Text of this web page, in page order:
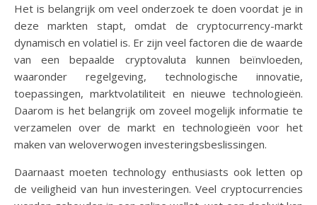
Het is belangrijk om veel onderzoek te doen voordat je in
deze markten stapt, omdat de cryptocurrency-markt
dynamisch en volatiel is. Er zijn veel factoren die de waarde
van een bepaalde cryptovaluta kunnen beïnvloeden,
waaronder regelgeving, technologische innovatie,
toepassingen, marktvolatiliteit en nieuwe technologieën.
Daarom is het belangrijk om zoveel mogelijk informatie te
verzamelen over de markt en technologieën voor het
maken van weloverwogen investeringsbeslissingen.
Daarnaast moeten technology enthusiasts ook letten op
de veiligheid van hun investeringen. Veel cryptocurrencies